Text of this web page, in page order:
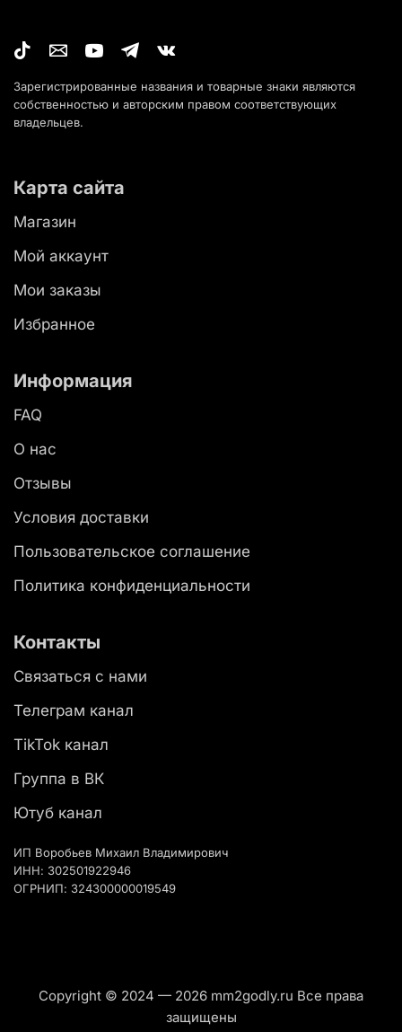
Зарегистрированные названия и товарные знаки являются
собственностью и авторским правом соответствующих
владельцев.
Карта сайта
Магазин
Мой аккаунт
Мои заказы
Избранное
Информация
FAQ
О нас
Отзывы
Условия доставки
Пользовательское соглашение
Политика конфиденциальности
Контакты
Связаться с нами
Телеграм канал
TikTok канал
Группа в ВК
Ютуб канал
ИП Воробьев Михаил Владимирович
ИНН: 302501922946
ОГРНИП: 324300000019549
Copyright © 2024 — 2026 mm2godly.ru Все права
защищены